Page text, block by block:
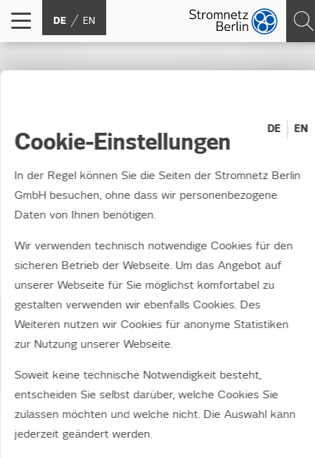
DE EN
Presse und News
Bleiben Sie informiert.
Cookie-Einstellungen
DE EN
In der Regel können Sie die Seiten der Stromnetz Berlin
GmbH besuchen, ohne dass wir personenbezogene
Daten von Ihnen benötigen.
Wir verwenden technisch notwendige Cookies für den
sicheren Betrieb der Webseite. Um das Angebot auf
unserer Webseite für Sie möglichst komfortabel zu
gestalten verwenden wir ebenfalls Cookies. Des
Weiteren nutzen wir Cookies für anonyme Statistiken
zur Nutzung unserer Webseite.
Soweit keine technische Notwendigkeit besteht,
entscheiden Sie selbst darüber, welche Cookies Sie
zulassen möchten und welche nicht. Die Auswahl kann
jederzeit geändert werden.